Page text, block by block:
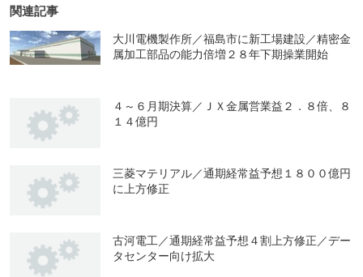
関連記事
大川電機製作所／福島市に新工場建設／精密金
属加工部品の能力倍増２８年下期操業開始
４～６月期決算／ＪＸ金属営業益２．８倍、８
１４億円
三菱マテリアル／通期経常益予想１８００億円
に上方修正
古河電工／通期経常益予想４割上方修正／デー
タセンター向け拡大